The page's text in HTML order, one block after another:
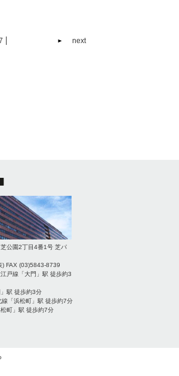
next
芝公園2丁目4番1号 芝パ
) FAX (03)5843-8739
戸線「大門」駅 徒歩約3
駅 徒歩約3分
「浜松町」駅 徒歩約7分
町」駅 徒歩約7分